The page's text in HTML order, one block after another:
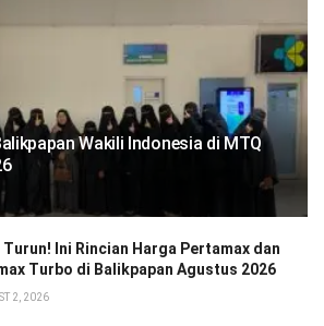
Wakili Indonesia di MTQ
Turun! Ini Rincian Harga Pertamax dan
Turbo di Balikpapan Agustus 2026
2, 2026